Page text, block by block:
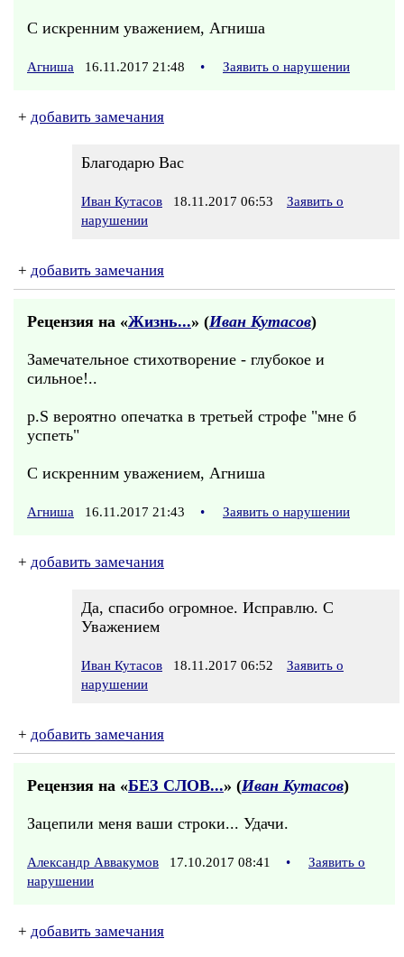
С искренним уважением, Агниша
Агниша 16.11.2017 21:48 • Заявить о нарушении
+ добавить замечания
Благодарю Вас
Иван Кутасов 18.11.2017 06:53
Заявить о
нарушении
+ добавить замечания
Рецензия на «Жизнь...» (Иван Кутасов)
Замечательное стихотворение - глубокое и
сильное!..
p.S вероятно опечатка в третьей строфе "мне б
успеть"
С искренним уважением, Агниша
Агниша 16.11.2017 21:43 • Заявить о нарушении
+ добавить замечания
Да, спасибо огромное. Исправлю. С
Уважением
Иван Кутасов 18.11.2017 06:52
Заявить о
нарушении
+ добавить замечания
Рецензия на «БЕЗ СЛОВ...» (Иван Кутасов)
Зацепили меня ваши строки... Удачи.
Александр Аввакумов 17.10.2017 08:41 •
Заявить о
нарушении
+ добавить замечания